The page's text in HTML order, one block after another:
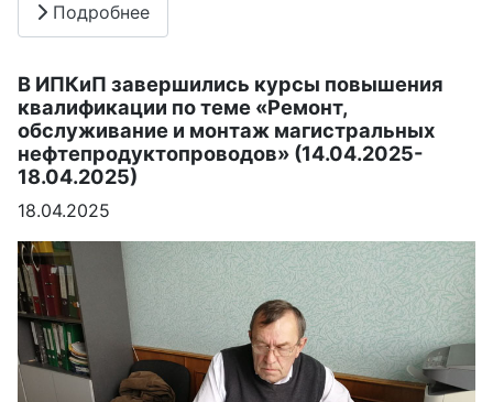
Подробнее
В ИПКиП завершились курсы повышения
квалификации по теме «Ремонт,
обслуживание и монтаж магистральных
нефтепродуктопроводов» (14.04.2025-
18.04.2025)
18.04.2025